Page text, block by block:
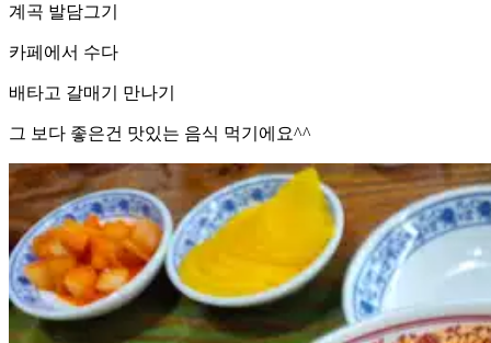
계곡 발담그기
카페에서 수다
배타고 갈매기 만나기
그 보다 좋은건 맛있는 음식 먹기에요^^